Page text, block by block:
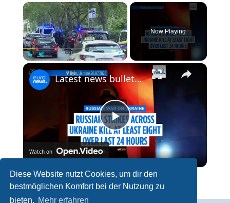
Diese Website nutzt Cookies, um dir den
bestmöglichen Komfort bei der Nutzung zu
bieten. Mehr erfahren
×
Fullscreen
Now Playing
×
P
l
a
Latest news bulletin | July 27th, 2026 – Morning
Watch on
Latest news bulletin | July 27th, 2026 – Morning